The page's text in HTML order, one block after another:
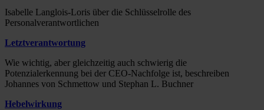
Isabelle Langlois-Loris über die Schlüsselrolle des
Personalverantwortlichen
Letztverantwortung
Wie wichtig, aber gleichzeitig auch schwierig die
Potenzialerkennung bei der CEO-Nachfolge ist, beschreiben
Johannes von Schmettow und Stephan L. Buchner
Hebelwirkung